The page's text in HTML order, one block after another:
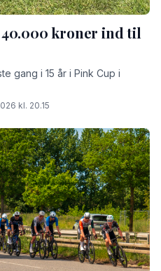
kroner ind til
gang i 15 år i Pink Cup i
kl. 20.15